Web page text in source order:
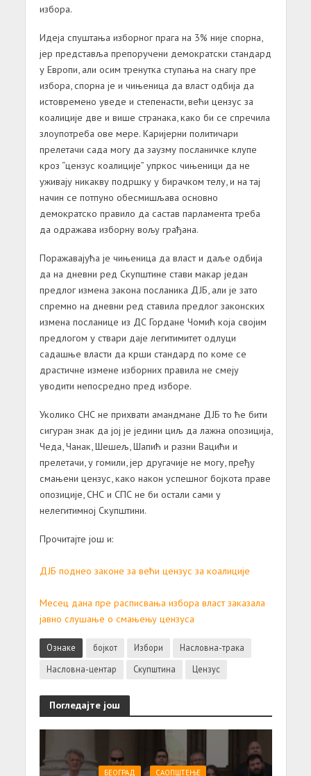
избора.
Идеја спуштања изборног прага на 3% није спорна,
јер представља препоручени демократски стандард
у Европи, али осим тренутка ступања на снагу пре
избора, спорна је и чињеница да власт одбија да
истовремено уведе и степенасти, већи цензус за
коалиције две и више странака, како би се спречила
злоупотреба ове мере. Каријерни политичари
прелетачи сада могу да заузму посланичке клупе
кроз “цензус коалиције” упркос чињеници да не
уживају никакву подршку у бирачком телу, и на тај
начин се потпуно обесмишљава основно
демократско правило да састав парламента треба
да одражава изборну вољу грађана.
Поражавајућа је чињеница да власт и даље одбија
да на дневни ред Скупштине стави макар један
предлог измена закона посланика ДЈБ, али је зато
спремно на дневни ред ставила предлог законских
измена посланице из ДС Гордане Чомић која својим
предлогом у ствари даје легитимитет одлуци
садашње власти да крши стандард по коме се
драстичне измене изборних правила не смеју
уводити непосредно пред изборе.
Уколико СНС не прихвати амандмане ДЈБ то ће бити
сигуран знак да јој је једини циљ да лажна опозиција,
Чеда, Чанак, Шешељ, Шапић и разни Вацићи и
прелетачи, у гомили, јер другачије не могу, пређу
смањени цензус, како након успешног бојкота праве
опозиције, СНС и СПС не би остали сами у
нелегитимној Скупштини.
Прочитајте још и:
ДЈБ поднео законе за већи цензус за коалиције
Месец дана пре расписвања избора власт заказала
јавно слушање о смањењу цензуса
Ознаке бојкот Избори
Насловна-трака
Насловна-центар
Скупштина Цензус
Погледајте још
БЕОГРАД САОПШТЕЊE